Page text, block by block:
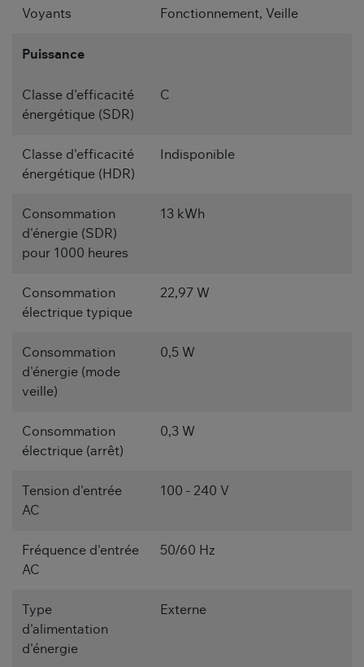
Voyants Fonctionnement, Veille
Puissance
Classe d'efficacité
énergétique (SDR)
C
Classe d'efficacité
énergétique (HDR)
Indisponible
Consommation
d'énergie (SDR)
pour 1000 heures
13 kWh
Consommation
électrique typique
22,97 W
Consommation
d'énergie (mode
veille)
0,5 W
Consommation
électrique (arrêt)
0,3 W
Tension d'entrée
AC
100 - 240 V
Fréquence d'entrée
AC
50/60 Hz
Type
d'alimentation
d'énergie
Externe